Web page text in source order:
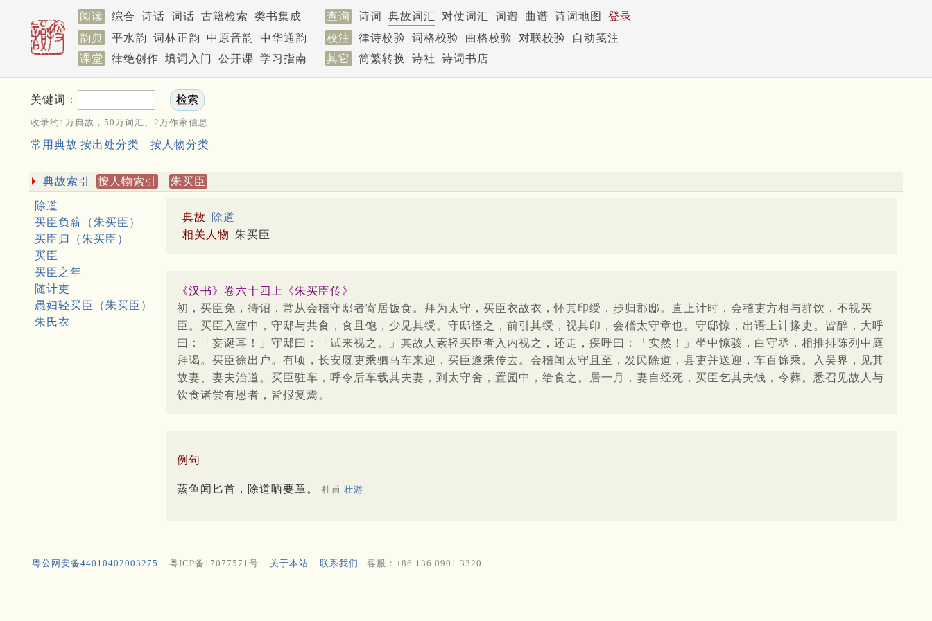
阅读 综合 诗话 词话 古籍检索 类书集成 查询 诗词 典故词汇 对仗词汇 词谱 曲谱 诗词地图
登录
韵典
平水韵 词林正韵 中原音韵 中华通韵 校注 律诗校验 词格校验 曲格校验 对联校验
自动笺注
课堂
律绝创作 填词入门 公开课 学习指南 其它 简繁转换 诗社 诗词书店
关键词：
收录约1万典故，50万词汇、2万作家信息
常用典故 按出处分类 按人物分类
典故索引 按人物索引 朱买臣
除道
买臣负薪（朱买臣）
买臣归（朱买臣）
买臣
买臣之年
随计吏
愚妇轻买臣（朱买臣）
朱氏衣
典故
除道
相关人物 朱买臣
《汉书》卷六十四上《朱买臣传》
初，买臣免，待诏，常从会稽守邸者寄居饭食。拜为太守，买臣衣故衣，怀其印绶，步归郡邸。直上计时，会稽吏方相与群饮，不视买
臣。买臣入室中，守邸与共食，食且饱，少见其绶。守邸怪之，前引其绶，视其印，会稽太守章也。守邸惊，出语上计掾吏。皆醉，大呼
曰：「妄诞耳！」守邸曰：「试来视之。」其故人素轻买臣者入内视之，还走，疾呼曰：「实然！」坐中惊骇，白守丞，相推排陈列中庭
拜谒。买臣徐出户。有顷，长安厩吏乘驷马车来迎，买臣遂乘传去。会稽闻太守且至，发民除道，县吏并送迎，车百馀乘。入吴界，见其
故妻、妻夫治道。买臣驻车，呼令后车载其夫妻，到太守舍，置园中，给食之。居一月，妻自经死，买臣乞其夫钱，令葬。悉召见故人与
饮食诸尝有恩者，皆报复焉。
例句
蒸鱼闻匕首，除道哂要章。 杜甫 壮游
粤公网安备44010402003275 粤ICP备17077571号 关于本站 联系我们 客服：+86 136 0901 3320